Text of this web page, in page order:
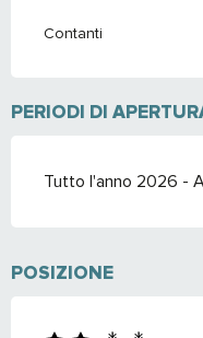
Contanti
PERIODI DI
Tutto l'anno 2026 -
POSIZIONE